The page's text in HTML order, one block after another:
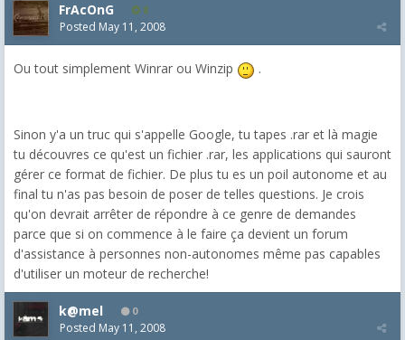
FrAcOnG 8
Posted May 11, 2008
Ou tout simplement Winrar ou Winzip .
Sinon y'a un truc qui s'appelle Google, tu tapes .rar et là magie
tu découvres ce qu'est un fichier .rar, les applications qui sauront
gérer ce format de fichier. De plus tu es un poil autonome et au
final tu n'as pas besoin de poser de telles questions. Je crois
qu'on devrait arrêter de répondre à ce genre de demandes
parce que si on commence à le faire ça devient un forum
d'assistance à personnes non-autonomes même pas capables
d'utiliser un moteur de recherche!
k@mel 0
Posted May 11, 2008